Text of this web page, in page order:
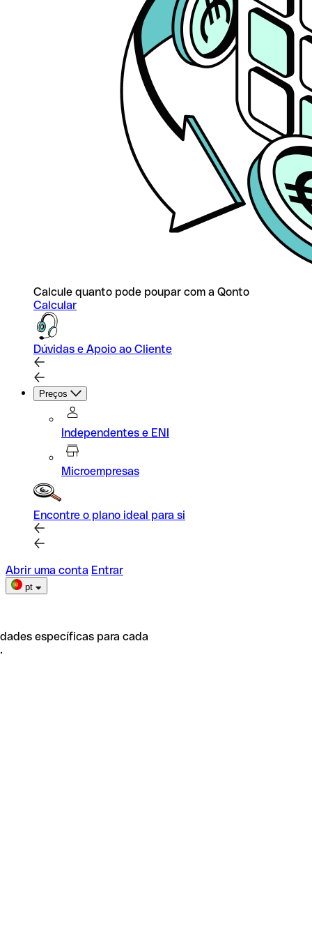
Calcule quanto pode poupar com a Qonto
Calcular
Dúvidas e Apoio ao Cliente
Preços
Independentes e ENI
Microempresas
Encontre o plano ideal para si
Abrir uma conta Entrar
pt
específicas para cada